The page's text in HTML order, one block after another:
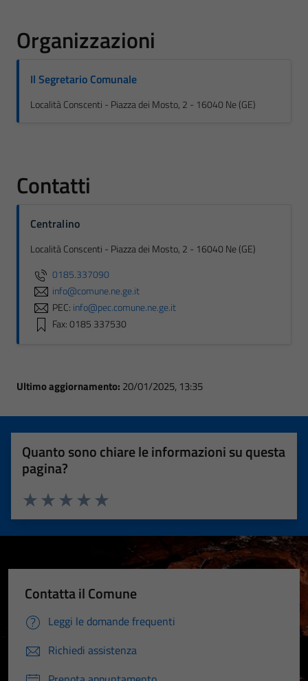
Organizzazioni
Il Segretario Comunale
Località Conscenti - Piazza dei Mosto, 2 - 16040 Ne (GE)
Contatti
Centralino
Località Conscenti - Piazza dei Mosto, 2 - 16040 Ne (GE)
0185.337090
info@comune.ne.ge.it
PEC: info@pec.comune.ne.ge.it
Fax: 0185 337530
Ultimo aggiornamento: 20/01/2025, 13:35
Quanto sono chiare le informazioni su questa
pagina?
Valuta 5 stelle su 5
Valuta 4 stelle su 5
Valuta 3 stelle su 5
Valuta 2 stelle su 5
Valuta 1 stelle su 5
Contatta il Comune
Leggi le domande frequenti
Richiedi assistenza